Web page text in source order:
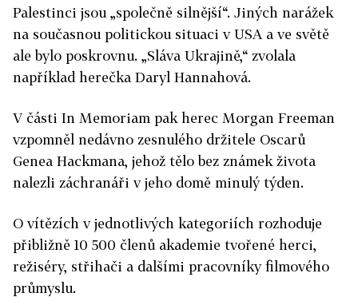
Palestinci jsou „společně silnější“. Jiných narážek
na současnou politickou situaci v USA a ve světě
ale bylo poskrovnu. „Sláva Ukrajině,“ zvolala
například herečka Daryl Hannahová.
V části In Memoriam pak herec Morgan Freeman
vzpomněl nedávno zesnulého držitele Oscarů
Genea Hackmana, jehož tělo bez známek života
nalezli záchranáři v jeho domě minulý týden.
O vítězích v jednotlivých kategoriích rozhoduje
přibližně 10 500 členů akademie tvořené herci,
režiséry, střihači a dalšími pracovníky filmového
průmyslu.